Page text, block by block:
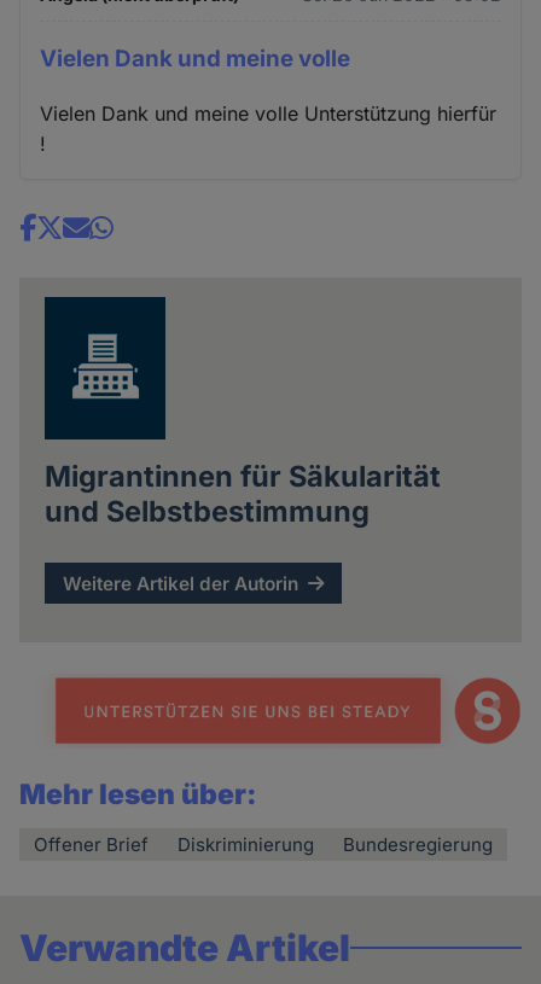
Vielen Dank und meine volle
Vielen Dank und meine volle Unterstützung hierfür
!
Share
Migrantinnen für Säkularität
und Selbstbestimmung
Weitere Artikel der Autorin
Mehr lesen über:
Offener Brief Diskriminierung Bundesregierung
Verwandte Artikel